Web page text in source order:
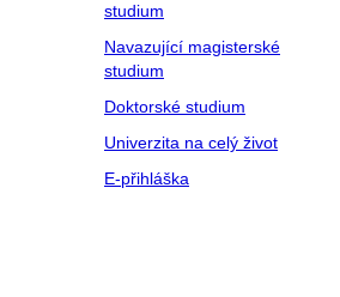
studium
Navazující magisterské
studium
Doktorské studium
Univerzita na celý život
E-přihláška